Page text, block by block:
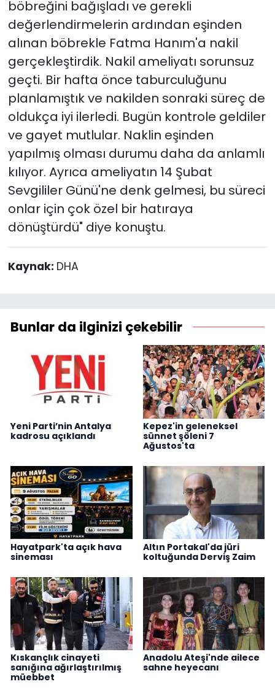
böbreğini bağışladı ve gerekli
değerlendirmelerin ardından eşinden
alınan böbrekle Fatma Hanım'a nakil
gerçekleştirdik. Nakil ameliyatı sorunsuz
geçti. Bir hafta önce taburculuğunu
planlamıştık ve nakilden sonraki süreç de
oldukça iyi ilerledi. Bugün kontrole geldiler
ve gayet mutlular. Naklin eşinden
yapılmış olması durumu daha da anlamlı
kılıyor. Ayrıca ameliyatın 14 Şubat
Sevgililer Günü'ne denk gelmesi, bu süreci
onlar için çok özel bir hatıraya
dönüştürdü" diye konuştu.
Kaynak: DHA
Bunlar da ilginizi çekebilir
Yeni Parti’nin Antalya
kadrosu açıklandı
Kepez'in geleneksel
sünnet şöleni 7
Ağustos'ta
Hayatpark'ta açık hava
sineması
Altın Portakal'da jüri
koltuğunda Derviş Zaim
Kıskançlık cinayeti
sanığına ağırlaştırılmış
müebbet
Anadolu Ateşi'nde ailece
sahne heyecanı